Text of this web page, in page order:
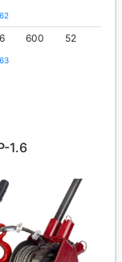
600 52
1.6